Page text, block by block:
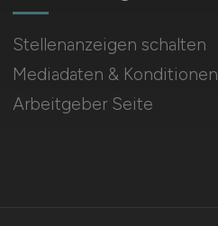
Stellenanzeigen schalten
Mediadaten & Konditionen
Arbeitgeber Seite